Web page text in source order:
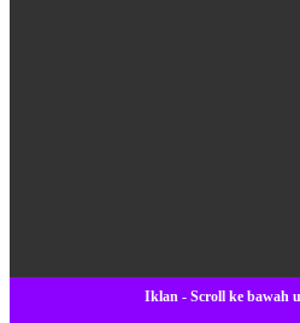
Iklan - Scroll ke bawah